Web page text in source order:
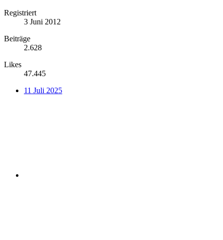
Registriert
3 Juni 2012
Beiträge
2.628
Likes
47.445
11 Juli 2025